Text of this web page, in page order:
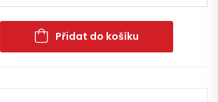
Přidat do košíku